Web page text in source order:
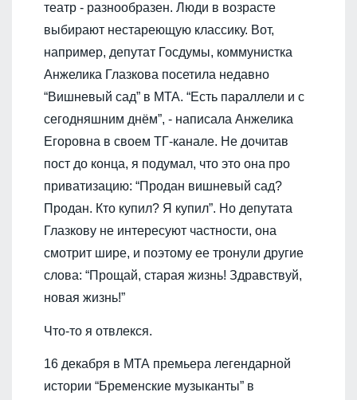
театр - разнообразен. Люди в возрасте
выбирают нестареющую классику. Вот,
например, депутат Госдумы, коммунистка
Анжелика Глазкова посетила недавно
“Вишневый сад” в МТА. “Есть параллели и с
сегодняшним днём”, - написала Анжелика
Егоровна в своем ТГ-канале. Не дочитав
пост до конца, я подумал, что это она про
приватизацию: “Продан вишневый сад?
Продан. Кто купил? Я купил”. Но депутата
Глазкову не интересуют частности, она
смотрит шире, и поэтому ее тронули другие
слова: “Прощай, старая жизнь! Здравствуй,
новая жизнь!”
Что-то я отвлекся.
16 декабря в МТА премьера легендарной
истории “Бременские музыканты” в